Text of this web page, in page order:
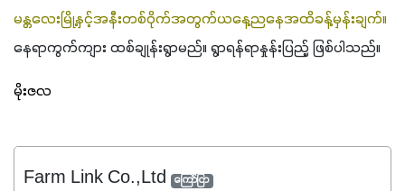
မန္တလေးမြို့နှင့်အနီးတစ်ဝိုက်အတွက်ယနေ့ညနေအထိခန့်မှန်းချက်။
နေရာကွက်ကျား ထစ်ချုန်းရွာမည်။ ရွာရန်ရာနှုန်းပြည့် ဖြစ်ပါသည်။
မိုးဇလ
Farm Link Co.,Ltd ကြော်ငြာ